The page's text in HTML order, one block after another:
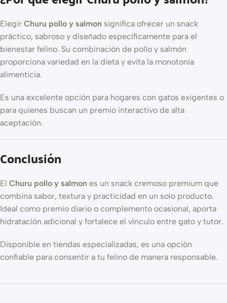
Elegir Churu pollo y salmon significa ofrecer un snack
práctico, sabroso y diseñado específicamente para el
bienestar felino. Su combinación de pollo y salmón
proporciona variedad en la dieta y evita la monotonía
alimenticia.
Es una excelente opción para hogares con gatos exigentes o
para quienes buscan un premio interactivo de alta
aceptación.
Conclusión
El Churu pollo y salmon es un snack cremoso premium que
combina sabor, textura y practicidad en un solo producto.
Ideal como premio diario o complemento ocasional, aporta
hidratación adicional y fortalece el vínculo entre gato y tutor.
Disponible en tiendas especializadas, es una opción
confiable para consentir a tu felino de manera responsable.